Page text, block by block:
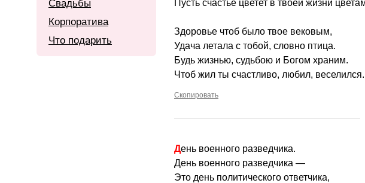
Пусть счастье цветет в твоей жизни
Здоровье чтоб было твое вековым,
Удача летала с тобой, словно птица.
Будь жизнью, судьбою и Богом храним.
Чтоб жил ты счастливо, любил, веселился.
Скопировать
День военного разведчика.
День военного разведчика —
Это день политического ответчика,
Свадьбы
Корпоратива
Что подарить